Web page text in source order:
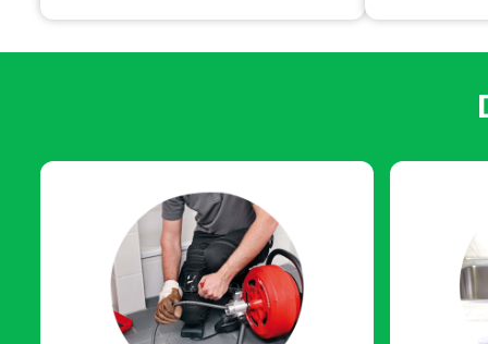
sinh thêm bất kỳ khoản chi phí nào ngoài thỏa thuận.
,
giá dao
Cùng với đội ngũ nhân sự giàu kinh nghiệm, tận tâm,
yên tâm về chi phí bởi chúng tôi luôn
ĐẢM BẢO MINH
Giá thông tắc cống RẺ CẠNH TRANH so với
BÁO GIÁ TRỌN GÓI, CHÍNH XÁC
ngay trước
Tuyệt đối không báo phí đơn lẻ, không mập mờ